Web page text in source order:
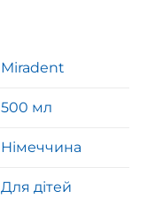
Miradent
500 мл
Німеччина
Для дітей